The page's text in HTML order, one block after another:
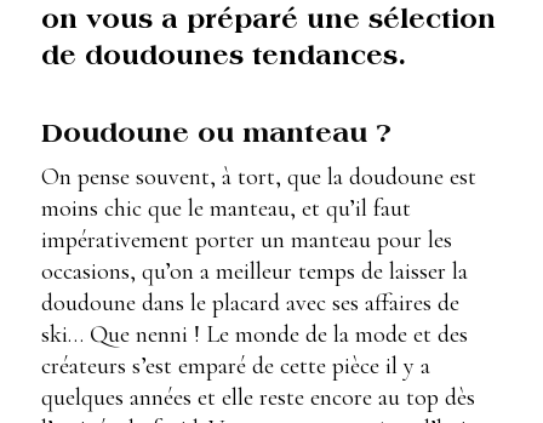
on vous a préparé une sélection
de doudounes tendances.
Doudoune ou manteau ?
On pense souvent, à tort, que la doudoune est
moins chic que le manteau, et qu’il faut
impérativement porter un manteau pour les
occasions, qu’on a meilleur temps de laisser la
doudoune dans le placard avec ses affaires de
ski… Que nenni ! Le monde de la mode et des
créateurs s’est emparé de cette pièce il y a
quelques années et elle reste encore au top dès